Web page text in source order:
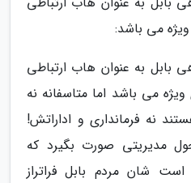
می باشد:
بابل به عنوان هاب ارتباطی
می باشد اما متاسفانه نه
نه فرمانداری و اداراتش!
مدیریتی صورت بگیرد که
شان مردم بابل فراتراز